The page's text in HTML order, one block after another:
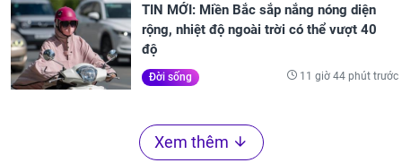
TIN MỚI: Miền Bắc sắp nắng nóng diện
rộng, nhiệt độ ngoài trời có thể vượt 40
độ
Đời sống 11 giờ 44 phút trước
Xem thêm